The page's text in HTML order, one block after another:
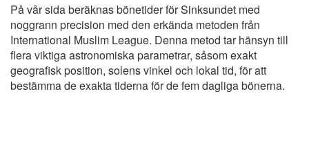
På vår sida beräknas bönetider för Sinksundet med
noggrann precision med den erkända metoden från
International Muslim League. Denna metod tar hänsyn till
flera viktiga astronomiska parametrar, såsom exakt
geografisk position, solens vinkel och lokal tid, för att
bestämma de exakta tiderna för de fem dagliga bönerna.